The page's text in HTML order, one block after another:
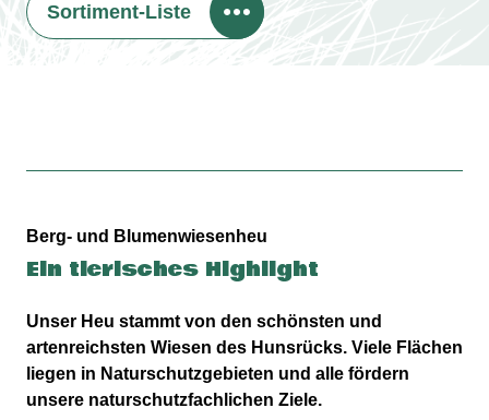
Sortiment-Liste
Berg- und Blumenwiesenheu
Ein tierisches Highlight
Unser Heu stammt von den schönsten und
artenreichsten Wiesen des Hunsrücks. Viele Flächen
liegen in Naturschutzgebieten und alle fördern
unsere naturschutzfachlichen Ziele.